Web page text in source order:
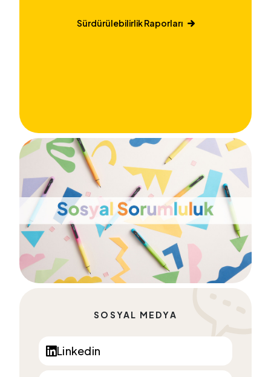
Sürdürülebilirlik Raporları
SOSYAL MEDYA
Linkedin